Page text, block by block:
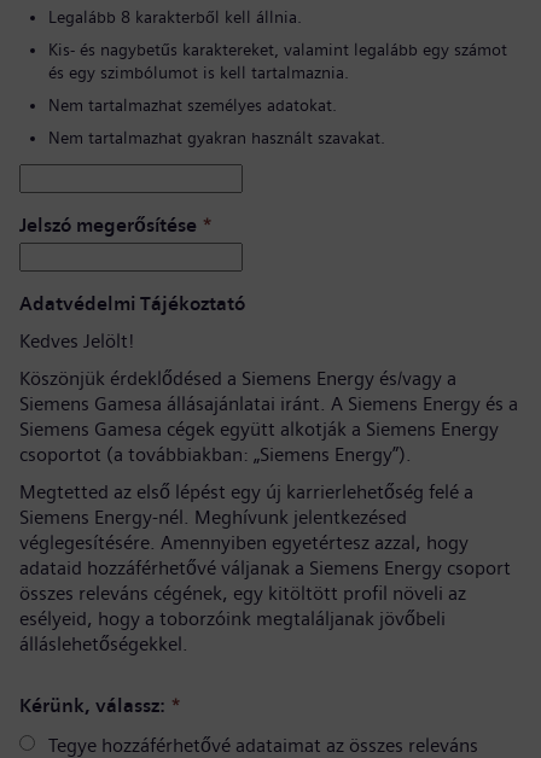
Legalább 8 karakterből kell állnia.
Kis- és nagybetűs karaktereket, valamint legalább egy számot
és egy szimbólumot is kell tartalmaznia.
Nem tartalmazhat személyes adatokat.
Nem tartalmazhat gyakran használt szavakat.
Jelszó megerősítése *
Adatvédelmi Tájékoztató
Kedves Jelölt!
Köszönjük érdeklődésed a Siemens Energy és/vagy a
Siemens Gamesa állásajánlatai iránt. A Siemens Energy és a
Siemens Gamesa cégek együtt alkotják a Siemens Energy
csoportot (a továbbiakban: „Siemens Energy”).
Megtetted az első lépést egy új karrierlehetőség felé a
Siemens Energy-nél. Meghívunk jelentkezésed
véglegesítésére. Amennyiben egyetértesz azzal, hogy
adataid hozzáférhetővé váljanak a Siemens Energy csoport
összes releváns cégének, egy kitöltött profil növeli az
esélyeid, hogy a toborzóink megtaláljanak jövőbeli
álláslehetőségekkel.
Kérünk, válassz: *
Tegye hozzáférhetővé adataimat az összes releváns